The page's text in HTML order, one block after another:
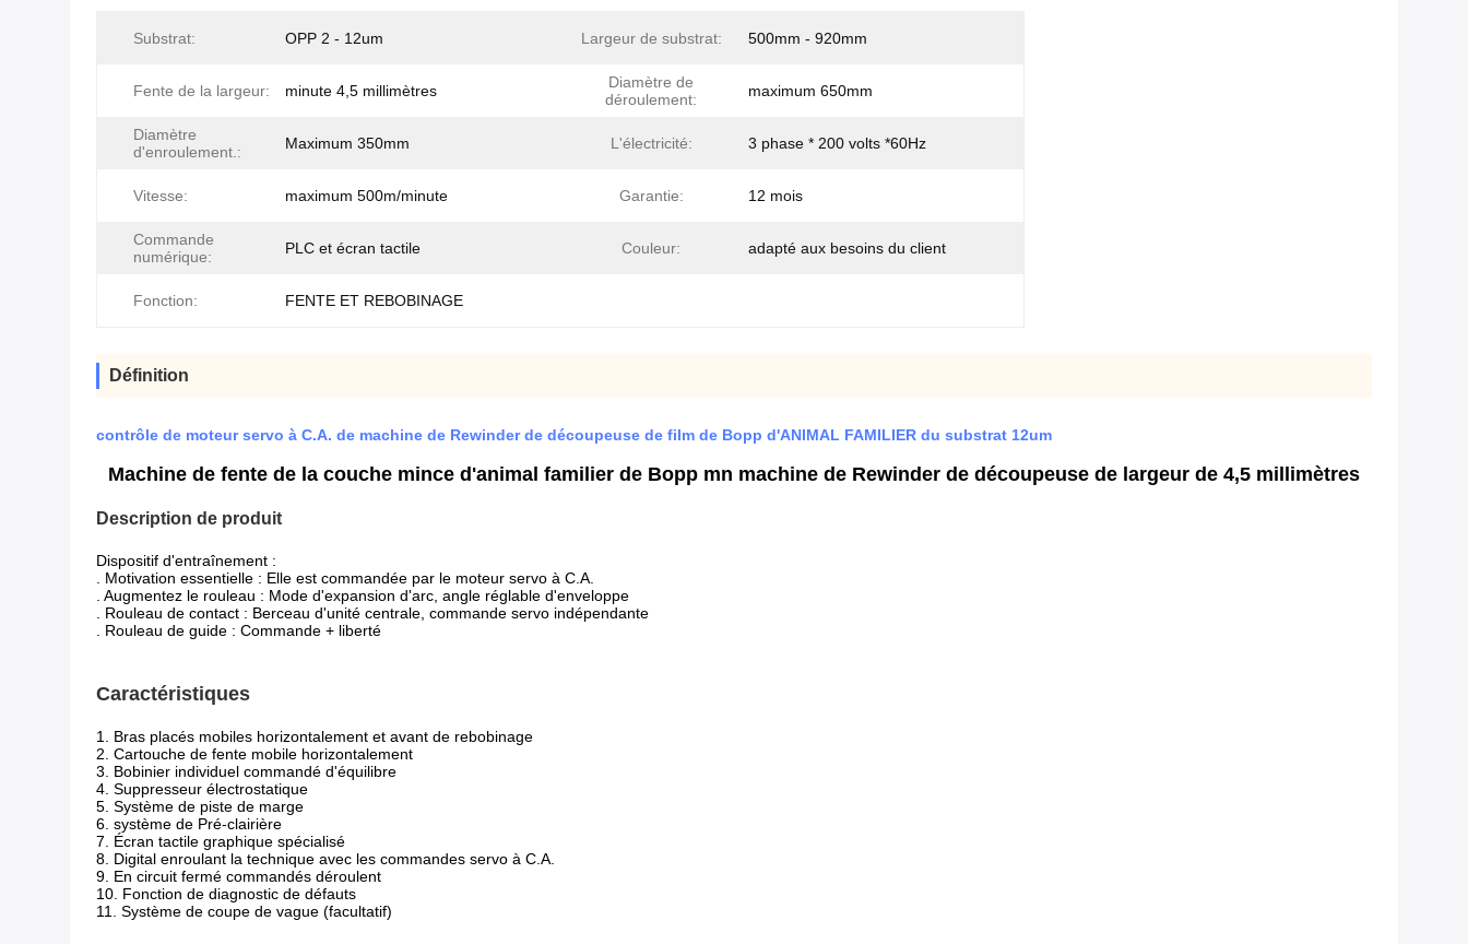
Substrat: OPP 2 - 12um Largeur de substrat: 500mm - 920mm
Fente de la largeur: minute 4,5 millimètres
Diamètre de
déroulement:
maximum 650mm
Diamètre
d'enroulement.:
Maximum 350mm L'électricité: 3 phase * 200 volts *60Hz
Vitesse: maximum 500m/minute Garantie: 12 mois
Commande
numérique:
PLC et écran tactile Couleur: adapté aux besoins du client
Fonction: FENTE ET REBOBINAGE
Définition
contrôle de moteur servo à C.A. de machine de Rewinder de découpeuse de film de Bopp d'ANIMAL FAMILIER du substrat 12um
Machine de fente de la couche mince d'animal familier de Bopp mn machine de Rewinder de découpeuse de largeur de 4,5 millimètres
Description de produit
Dispositif d'entraînement :
Motivation essentielle : Elle est commandée par le moteur servo à C.A.
. Augmentez le rouleau : Mode d'expansion d'arc, angle réglable d'enveloppe
. Rouleau de contact : Berceau d'unité centrale, commande servo indépendante
. Rouleau de guide : Commande + liberté
Caractéristiques
1. Bras placés mobiles horizontalement et avant de rebobinage
2. Cartouche de fente mobile horizontalement
3. Bobinier individuel commandé d'équilibre
4. Suppresseur électrostatique
5. Système de piste de marge
6. système de Pré-clairière
7. Écran tactile graphique spécialisé
8. Digital enroulant la technique avec les commandes servo à C.A.
9. En circuit fermé commandés déroulent
10. Fonction de diagnostic de défauts
11. Système de coupe de vague (facultatif)